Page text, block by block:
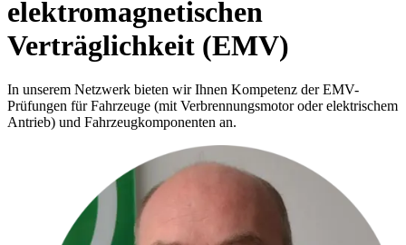
elektromagnetischen
Verträglichkeit (EMV)
In unserem Netzwerk bieten wir Ihnen Kompetenz der EMV-
Prüfungen für Fahrzeuge (mit Verbrennungsmotor oder elektrischem
Antrieb) und Fahrzeugkomponenten an.